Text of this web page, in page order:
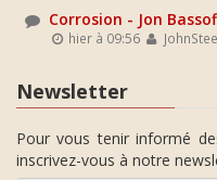
Corrosion - Jon
hier à 09:56
Newsletter
Pour vous tenir informé
inscrivez-vous à notre